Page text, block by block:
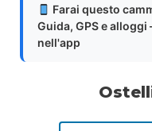
Farai questo
Guida, GPS e
nell'app